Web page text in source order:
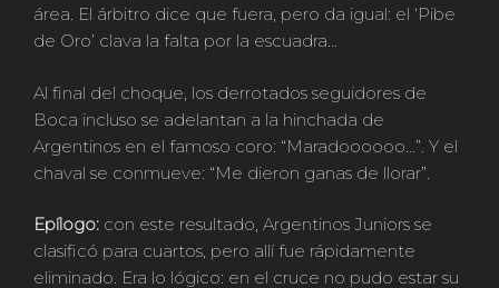
área. El árbitro dice que fuera, pero da igual: el ‘Pibe
de Oro’ clava la falta por la escuadra…
Al final del choque, los derrotados seguidores de
Boca incluso se adelantan a la hinchada de
Argentinos en el famoso coro: “Maradoooooo…”. Y el
chaval se conmueve: “Me dieron ganas de llorar”.
Epílogo: con este resultado, Argentinos Juniors se
clasificó para cuartos, pero allí fue rápidamente
eliminado. Era lo lógico: en el cruce no pudo estar su